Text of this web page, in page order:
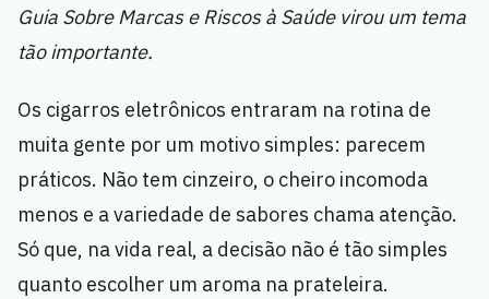
Guia Sobre Marcas e Riscos à Saúde virou um tema
tão importante.
Os cigarros eletrônicos entraram na rotina de
muita gente por um motivo simples: parecem
práticos. Não tem cinzeiro, o cheiro incomoda
menos e a variedade de sabores chama atenção.
Só que, na vida real, a decisão não é tão simples
quanto escolher um aroma na prateleira.